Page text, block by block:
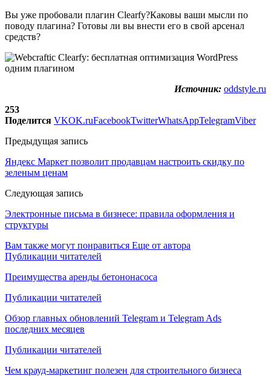
Вы уже пробовали плагин Clearfy?Каковы ваши мысли по
поводу плагина? Готовы ли вы внести его в свой арсенал
средств?
Источник: oddstyle.ru
253
Поделится VKOK.ruFacebookTwitterWhatsAppTelegramViber
Предыдущая запись
Яндекс Маркет позволит продавцам настроить скидку по
зеленым ценам
Следующая запись
Электронные письма в бизнесе: правила оформления и
структуры
Вам также могут понравиться Еще от автора
Публикации читателей
Преимущества аренды бетононасоса
Публикации читателей
Обзор главных обновлений Telegram и Telegram Ads
последних месяцев
Публикации читателей
Чем крауд-маркетинг полезен для строительного бизнеса